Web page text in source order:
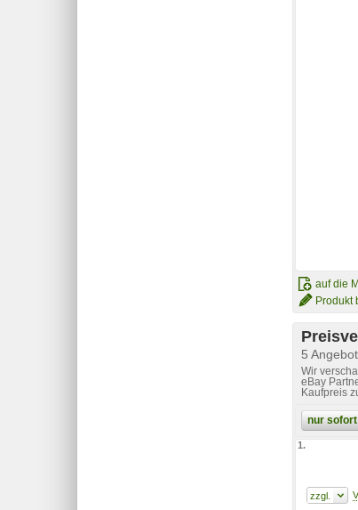
auf die
Produkt
5
Wir
eBay
Kaufpreis
nur
1.